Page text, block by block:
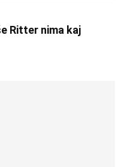
Ritter nima kaj